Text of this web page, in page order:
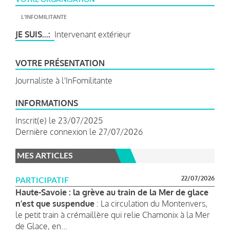
L'INFOMILITANTE
JE SUIS... Intervenant extérieur
VOTRE PRÉSENTATION
Journaliste à l'InFomilitante
INFORMATIONS
Inscrit(e) le 23/07/2025
Dernière connexion le 27/07/2026
MES ARTICLES
PARTICIPATIF 22/07/2026
Haute-Savoie : la grève au train de la Mer de glace
n’est que suspendue : La circulation du Montenvers,
le petit train à crémaillère qui relie Chamonix à la Mer
de Glace, en...